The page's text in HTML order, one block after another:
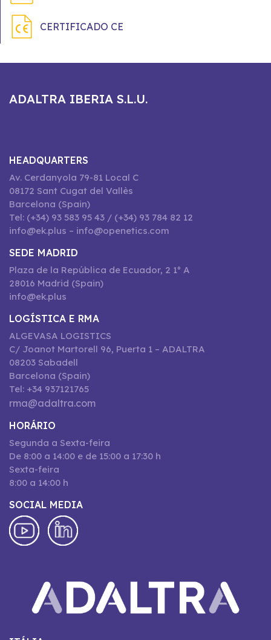
CERTIFICADO CE
ADALTRA IBERIA S.L.U.
HEADQUARTERS
Av. Cerdanyola 79-81 Local C
08172 Sant Cugat del Vallès
Barcelona (Spain)
Tel: (+34) 93 583 95 43 / (+34) 93 784 82 12
info@ek.plus – info@openetics.com
SEDE MADRID
Plaza de la República de Ecuador, 2 1º A
28016 Madrid (Spain)
info@ek.plus
LOGÍSTICA E RMA
ALGEVASA LOGISTICS
C/ Joanot Martorell 96, Puerta 1 – ADALTRA
08203 Sabadell
Barcelona (Spain)
Tel: +34 937121765
rma@adaltra.com
HORÁRIO
Segunda a Sexta-feira
De 8:00 a 14:00 e de 15:00 a 17:30 h
Sexta-feira
8:00 a 14:00 h
SOCIAL MEDIA